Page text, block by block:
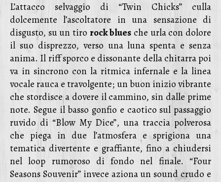
L’attacco selvaggio di “Twin Chicks” culla
dolcemente l’ascoltatore in una sensazione di
disgusto, su un tiro rock blues che urla con dolore
il suo disprezzo, verso una luna spenta e senza
anima. Il riff sporco e dissonante della chitarra poi
va in sincrono con la ritmica infernale e la linea
vocale rauca e travolgente; un buon inizio vibrante
che stordisce a dovere il cammino, sin dalle prime
note. Segue il basso gonfio e caotico sul passaggio
ruvido di “Blow My Dice”, una traccia polverosa
che piega in due l’atmosfera e sprigiona una
tematica divertente e graffiante, fino a chiudersi
nel loop rumoroso di fondo nel finale. “Four
Seasons Souvenir” invece aziona un sound crudo e